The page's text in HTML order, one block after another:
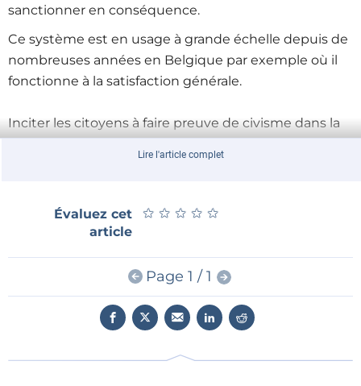
sanctionner en conséquence.
Ce système est en usage à grande échelle depuis de
nombreuses années en Belgique par exemple où il
fonctionne à la satisfaction générale.
Inciter les citoyens à faire preuve de civisme dans la
craignent cependant les effets pervers d'un
débarrasser de leurs ordures ailleurs que dans leurs
poubelles, au bord des routes par exemple, comme
dispositif est en cours de mise en place. Le succès
de la qualité de la campagne d'information qui doit
nécessairement précéder et accompagner sa mise
Lire l'article complet
Évaluez cet
article
★ ★ ★ ★ ★
★ ★ ★ ★ ★
Page 1 / 1